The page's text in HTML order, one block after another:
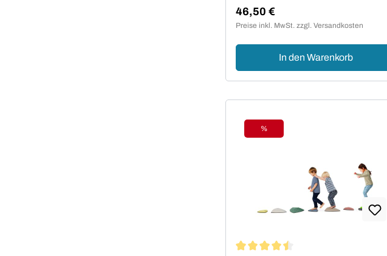
Regulärer Preis:
46,50 €
Preise inkl. MwSt. zzgl. Versandkosten
In den Warenkorb
Rabatt
%